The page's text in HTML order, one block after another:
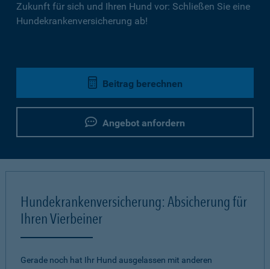
Zukunft für sich und Ihren Hund vor: Schließen Sie eine
Hundekrankenversicherung ab!
Beitrag berechnen
Angebot anfordern
Hundekrankenversicherung: Absicherung für
Ihren Vierbeiner
Gerade noch hat Ihr Hund ausgelassen mit anderen